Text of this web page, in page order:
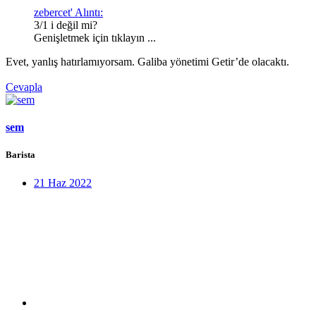
zebercet' Alıntı:
3/1 i değil mi?
Genişletmek için tıklayın ...
Evet, yanlış hatırlamıyorsam. Galiba yönetimi Getir’de olacaktı.
Cevapla
sem
Barista
21 Haz 2022